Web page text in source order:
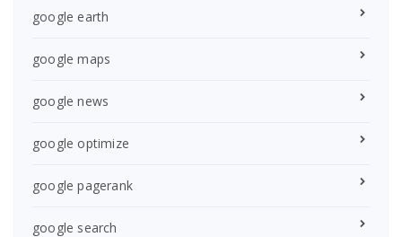
google earth
google maps
google news
google optimize
google pagerank
google search